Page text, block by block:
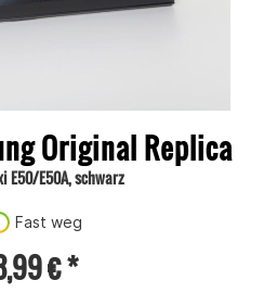
Original Replica
E50/E50A, schwarz
Fast weg
€ *